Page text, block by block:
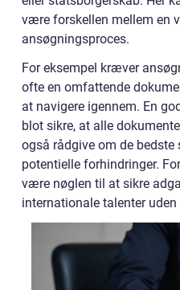
være forskellen mellem en
ansøgningsproces.
For eksempel kræver
ofte en omfattende
at navigere igennem. En
blot sikre, at alle
også rådgive om de
potentielle forhindringer.
være nøglen til at sikre
internationale talenter